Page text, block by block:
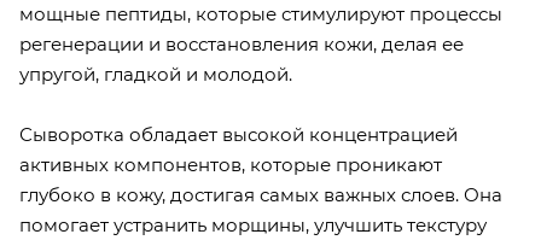
мощные пептиды, которые стимулируют процессы
регенерации и восстановления кожи, делая ее
упругой, гладкой и молодой.
Сыворотка обладает высокой концентрацией
активных компонентов, которые проникают
глубоко в кожу, достигая самых важных слоев. Она
помогает устранить морщины, улучшить текстуру